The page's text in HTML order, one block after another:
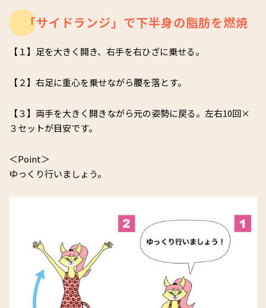
「サイドランジ」で下半身の脂肪を燃焼
【１】足を大きく開き、右手を右ひざに乗せる。
【２】右足に重心を乗せながら腰を落とす。
【３】両手を大きく開きながら元の姿勢に戻る。左右10回×
３セットが目安です。
＜Point＞
ゆっくり行いましょう。